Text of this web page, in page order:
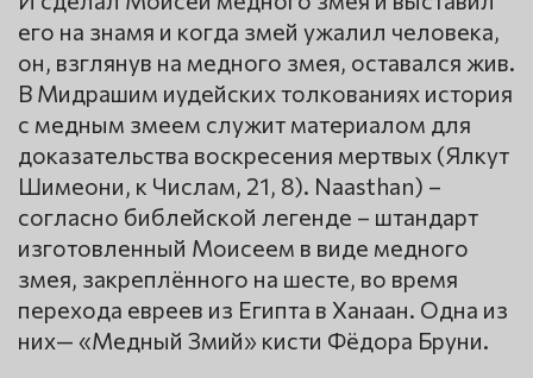
его на знамя и когда змей ужалил человека,
он, взглянув на медного змея, оставался жив.
В Мидрашим иудейских толкованиях история
с медным змеем служит материалом для
доказательства воскресения мертвых (Ялкут
Шимеони, к Числам, 21, 8). Naasthan) –
согласно библейской легенде – штандарт
изготовленный Моисеем в виде медного
змея, закреплённого на шесте, во время
перехода евреев из Египта в Ханаан. Одна из
них— «Медный Змий» кисти Фёдора Бруни.